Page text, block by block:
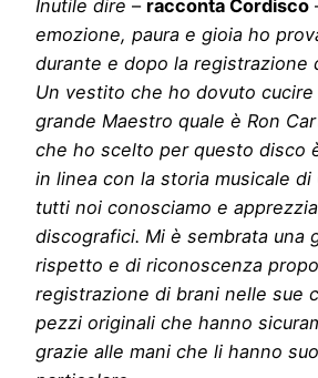
Inutile dire – racconta Cordisco
emozione, paura e gioia ho
durante e dopo la registrazione
Un vestito che ho dovuto cucire
grande Maestro quale è Ron
che ho scelto per questo disco
in linea con la storia musicale di
tutti noi conosciamo e
discografici. Mi è sembrata una
rispetto e di riconoscenza
registrazione di brani nelle sue
pezzi originali che hanno
grazie alle mani che li hanno